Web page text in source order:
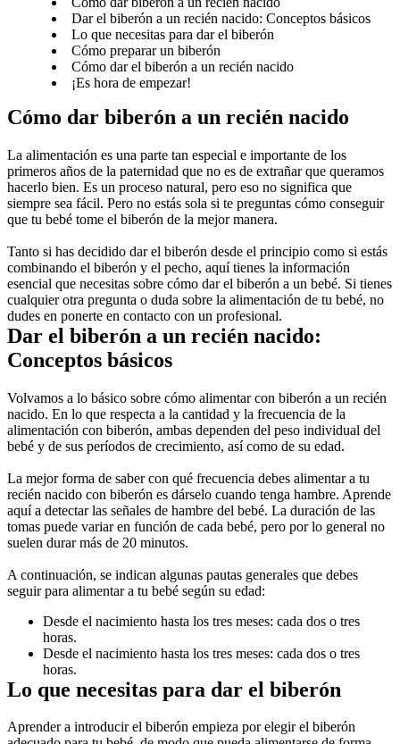
Dar el biberón a un recién nacido: Conceptos básicos
Lo que necesitas para dar el biberón
Cómo preparar un biberón
Cómo dar el biberón a un recién nacido
¡Es hora de empezar!
Cómo dar biberón a un recién nacido
La alimentación es una parte tan especial e importante de los
primeros años de la paternidad que no es de extrañar que queramos
hacerlo bien. Es un proceso natural, pero eso no significa que
siempre sea fácil. Pero no estás sola si te preguntas cómo conseguir
que tu bebé tome el biberón de la mejor manera.
Tanto si has decidido dar el biberón desde el principio como si estás
combinando el biberón y el pecho, aquí tienes la información
esencial que necesitas sobre cómo dar el biberón a un bebé. Si tienes
cualquier otra pregunta o duda sobre la alimentación de tu bebé, no
dudes en ponerte en contacto con un profesional.
Dar el biberón a un recién nacido:
Conceptos básicos
Volvamos a lo básico sobre cómo alimentar con biberón a un recién
nacido. En lo que respecta a la cantidad y la frecuencia de la
alimentación con biberón, ambas dependen del peso individual del
bebé y de sus períodos de crecimiento, así como de su edad.
La mejor forma de saber con qué frecuencia debes alimentar a tu
recién nacido con biberón es dárselo cuando tenga hambre. Aprende
aquí a detectar las señales de hambre del bebé. La duración de las
tomas puede variar en función de cada bebé, pero por lo general no
suelen durar más de 20 minutos.
A continuación, se indican algunas pautas generales que debes
seguir para alimentar a tu bebé según su edad:
Desde el nacimiento hasta los tres meses: cada dos o tres
horas.
Desde el nacimiento hasta los tres meses: cada dos o tres
horas.
Lo que necesitas para dar el biberón
Aprender a introducir el biberón empieza por elegir el biberón